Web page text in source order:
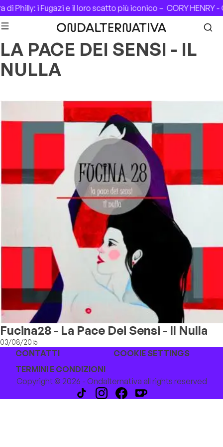
Skip to content
Philly: i Fugazi e il loro scatto più iconico – CORY HENRY
LA PACE DEI SENSI - IL
NULLA
Fucina28 - La Pace Dei Sensi - Il Nulla
03/08/2015
CONTATTI
COOKIE SETTINGS
TERMINI E CONDIZIONI
Copyright © 2026 - Ondalternativa all rights reserved